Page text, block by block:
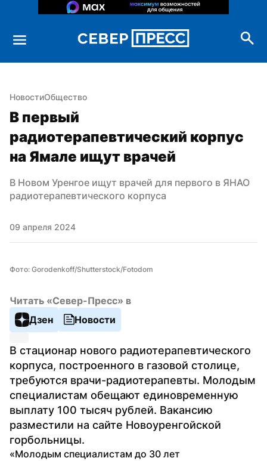
НовостиОбщество
В первый
радиотерапевтический корпус
на Ямале ищут врачей
В Новом Уренгое ищут врачей для первого в ЯНАО
радиотерапевтического корпуса
09 апреля 2024
Фото: Gorodenkoff/Shutterstock/Fotodom
Читать «Север-Пресс» в
Дзен
Новости
В стационар нового радиотерапевтического
корпуса, построенного в газовой столице,
требуются врачи-радиотерапевты. Молодым
специалистам обещают единовременную
выплату 100 тысяч рублей. Вакансию
разместили на сайте Новоуренгойской
горбольницы.
«Молодым специалистам до 30 лет